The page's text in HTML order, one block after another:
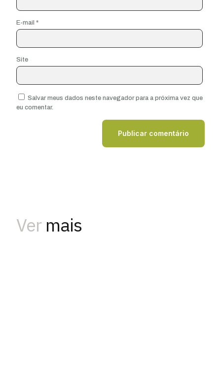
E-mail *
Site
Salvar meus dados neste navegador para a próxima vez que
eu comentar.
Ver mais